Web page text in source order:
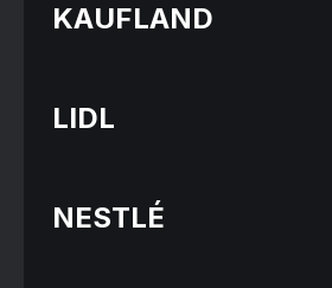
KAUFLAND
LIDL
NESTLÉ